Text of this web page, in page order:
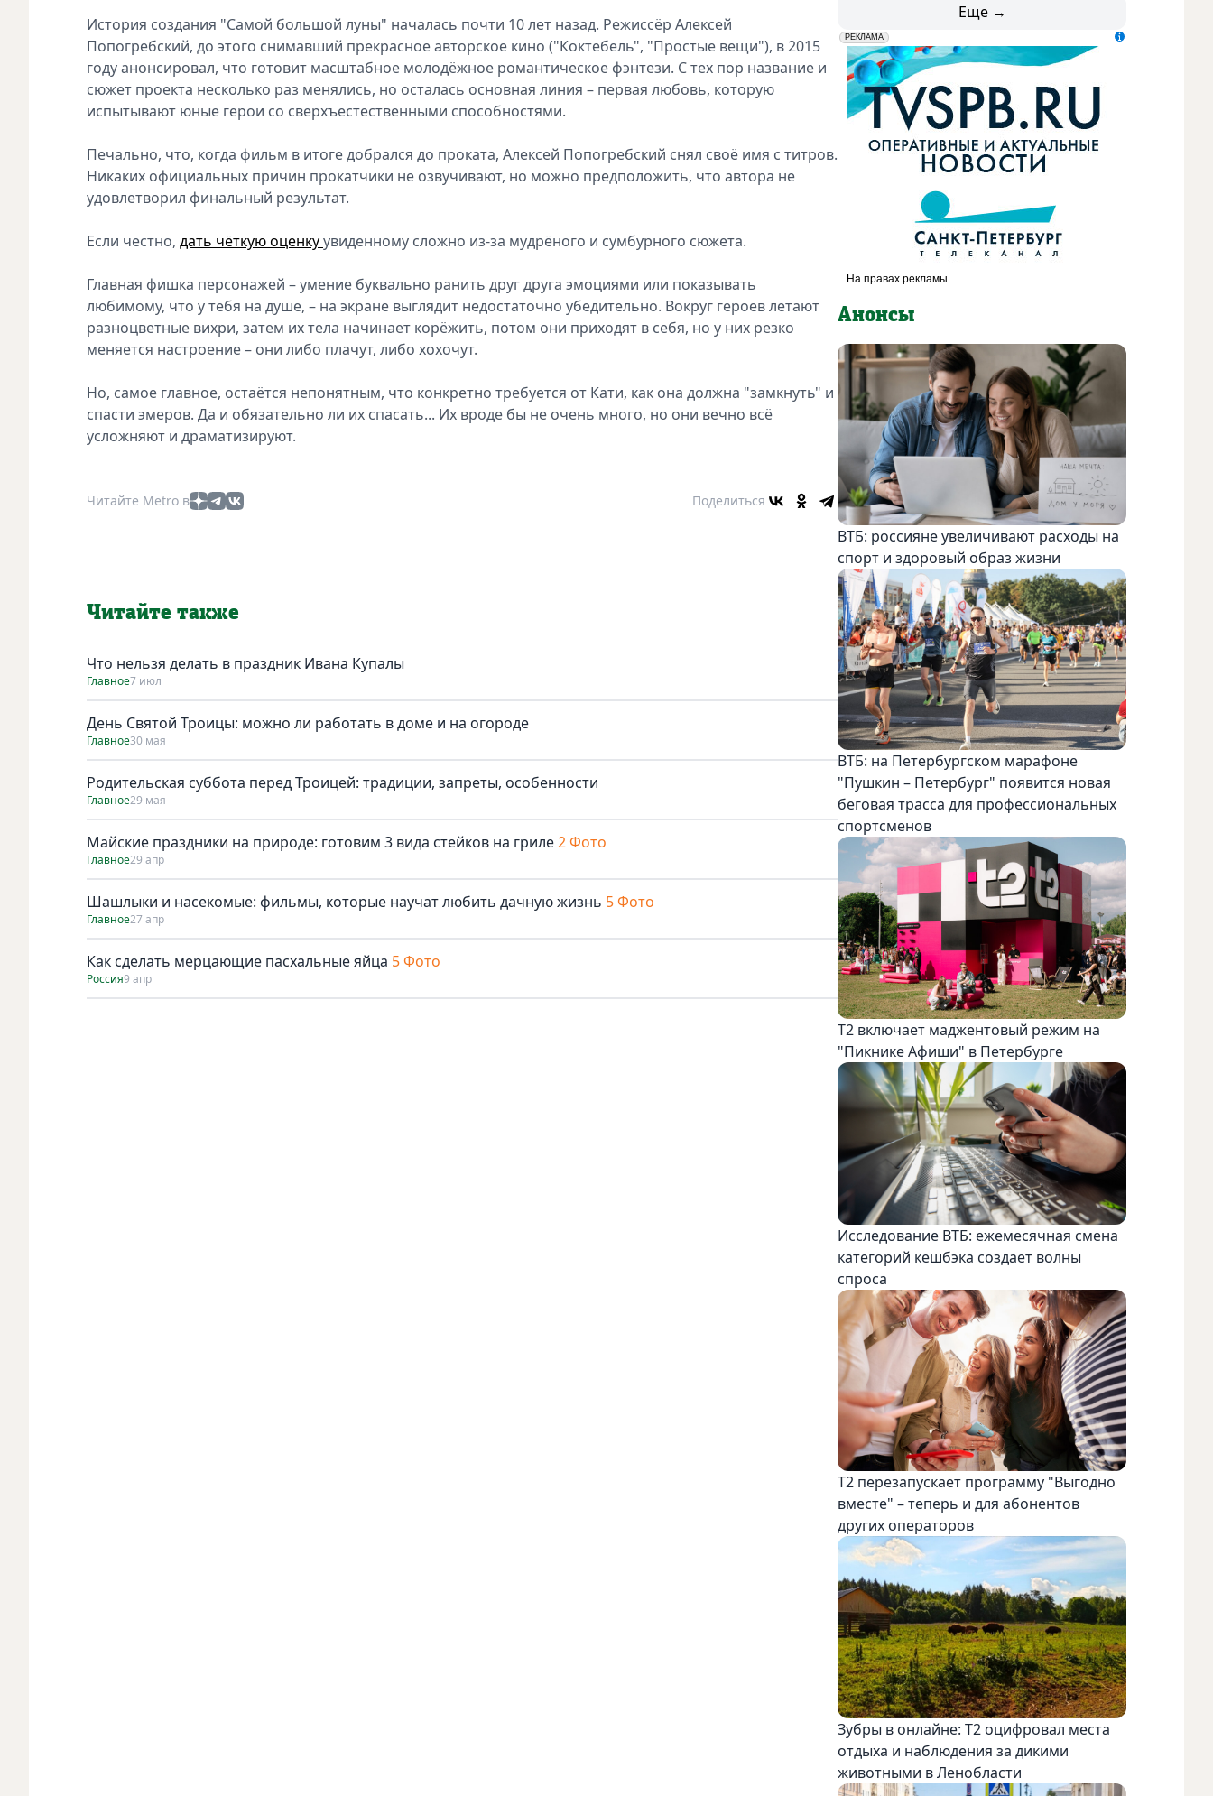
История создания "Самой большой луны" началась почти 10 лет назад. Режиссёр Алексей
Попогребский, до этого снимавший прекрасное авторское кино ("Коктебель", "Простые вещи"), в 2015
году анонсировал, что готовит масштабное молодёжное романтическое фэнтези. С тех пор название и
сюжет проекта несколько раз менялись, но осталась основная линия – первая любовь, которую
испытывают юные герои со сверхъестественными способностями.
Печально, что, когда фильм в итоге добрался до проката, Алексей Попогребский снял своё имя с титров.
Никаких официальных причин прокатчики не озвучивают, но можно предположить, что автора не
удовлетворил финальный результат.
Если честно, дать чёткую оценкуувиденному сложно из-за мудрёного и сумбурного сюжета.
Главная фишка персонажей – умение буквально ранить друг друга эмоциями или показывать
любимому, что у тебя на душе, – на экране выглядит недостаточно убедительно. Вокруг героев летают
разноцветные вихри, затем их тела начинает корёжить, потом они приходят в себя, но у них резко
меняется настроение – они либо плачут, либо хохочут.
Но, самое главное, остаётся непонятным, что конкретно требуется от Кати, как она должна "замкнуть" и
спасти эмеров. Да и обязательно ли их спасать... Их вроде бы не очень много, но они вечно всё
усложняют и драматизируют.
Читайте Metro в Поделиться
Читайте также
Что нельзя делать в праздник Ивана Купалы
Главное7 июл
День Святой Троицы: можно ли работать в доме и на огороде
Главное30 мая
Родительская суббота перед Троицей: традиции, запреты, особенности
Главное29 мая
Майские праздники на природе: готовим 3 вида стейков на гриле2 Фото
Главное29 апр
Шашлыки и насекомые: фильмы, которые научат любить дачную жизнь 5 Фото
Главное27 апр
Как сделать мерцающие пасхальные яйца 5 Фото
Россия9 апр
Еще →
erid: LdtCK5udn
РЕКЛАМА
АО "ГАТР", ИНН: 7841320717
Анонсы
ВТБ: россияне увеличивают расходы на
спорт и здоровый образ жизни
ВТБ: на Петербургском марафоне
"Пушкин – Петербург" появится новая
беговая трасса для профессиональных
спортсменов
Т2 включает маджентовый режим на
"Пикнике Афиши" в Петербурге
Исследование ВТБ: ежемесячная смена
категорий кешбэка создает волны
спроса
Т2 перезапускает программу "Выгодно
вместе" – теперь и для абонентов
других операторов
Зубры в онлайне: Т2 оцифровал места
отдыха и наблюдения за дикими
животными в Ленобласти